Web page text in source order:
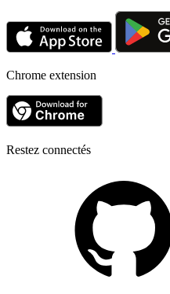
Chrome extension
Restez connectés